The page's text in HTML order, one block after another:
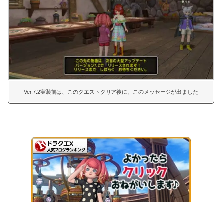
Ver.7.2実装前は、このクエストクリア後に、このメッセージが出ました